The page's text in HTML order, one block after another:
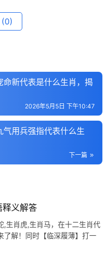
(0)
命新代表是什么生肖，揭
2026年5月5日 下午10:47
用兵强指代表什么生
下一篇
释义解答
,生肖虎,生肖马，在十二生肖代
了解！同时【临深履薄】打一